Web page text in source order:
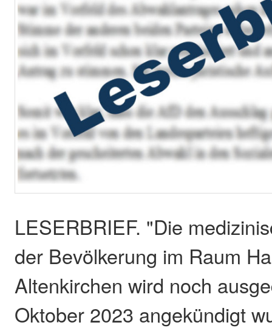
LESERBRIEF. "Die
der Bevölkerung im Raum
Altenkirchen wird noch
Oktober 2023 angekündigt